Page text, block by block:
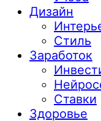
Дизайн
Стиль
Заработок
Ставки
Здоровье